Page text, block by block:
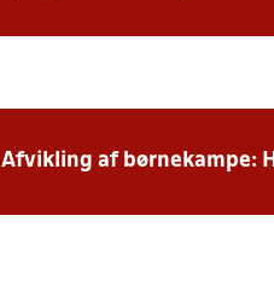
Afvikling af børnekampe: